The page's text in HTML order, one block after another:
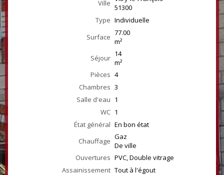
Ville 51300
Type Individuelle
Surface 77.00
m²
Séjour 14
m²
Pièces 4
Chambres 3
Salle d'eau 1
WC 1
État général En bon état
Chauffage Gaz
De ville
Ouvertures PVC, Double vitrage
Assainissement Tout à l'égout